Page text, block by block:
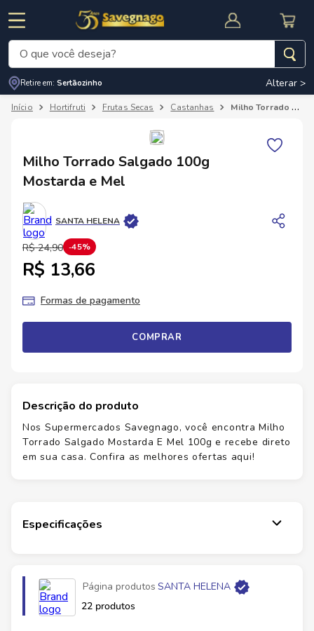
CUPOM DE DESCONTO
O que você deseja?
Retire em: Sertãozinho Alterar >
Hortifruti Frutas Secas Castanhas Milho Torrado Salgado 100g Mostarda e Mel
Milho Torrado Salgado 100g
Mostarda e Mel
SANTA HELENA
R$ 24,90 45%
R$ 13,66
Formas de pagamento
COMPRAR
Descrição do produto
Nos Supermercados Savegnago, você encontra Milho
Torrado Salgado Mostarda E Mel 100g e recebe direto
em sua casa. Confira as melhores ofertas aqui!
Especificações
Página produtos SANTA HELENA
22 produtos
Termos mais buscados
3º
cerveja
5º arroz